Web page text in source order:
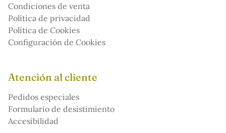
Condiciones de venta
Política de privacidad
Política de Cookies
Configuración de Cookies
Atención al cliente
Pedidos especiales
Formulario de desistimiento
Accesibilidad